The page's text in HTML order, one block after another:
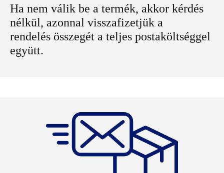
Ha nem válik be a termék, akkor kérdés
nélkül, azonnal visszafizetjük a
rendelés összegét a teljes postaköltséggel
együtt.